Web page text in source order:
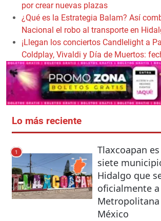
por crear nuevas plazas
¿Qué es la Estrategia Balam? Así
Nacional el robo al transporte en
¡Llegan los conciertos Candlelight a
Coldplay, Vivaldi y Día de Muertos:
Lo más reciente
1
Tlaxcoapan
siete
Hidalgo que
oficialmente a
México